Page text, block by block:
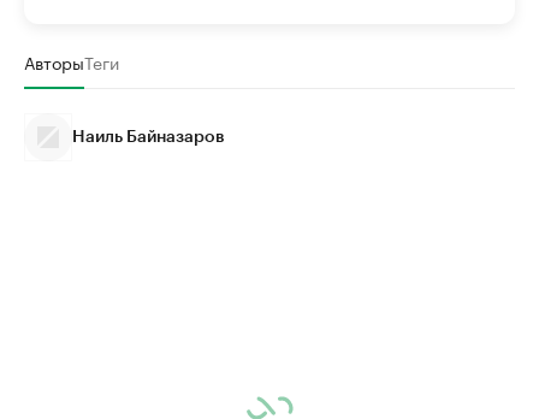
АвторыТеги
Наиль Байназаров